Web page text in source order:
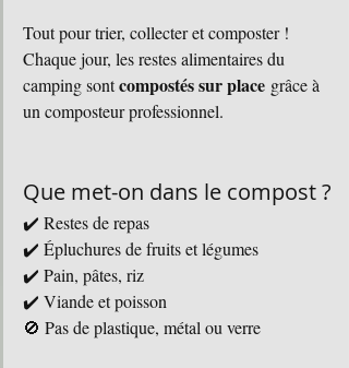
Tout pour trier, collecter et composter !
Chaque jour, les restes alimentaires du
camping sont compostés sur place grâce à
un composteur professionnel.
Que met-on dans le compost ?
✔️ Restes de repas
✔️ Épluchures de fruits et légumes
✔️ Pain, pâtes, riz
✔️ Viande et poisson
🚫 Pas de plastique, métal ou verre